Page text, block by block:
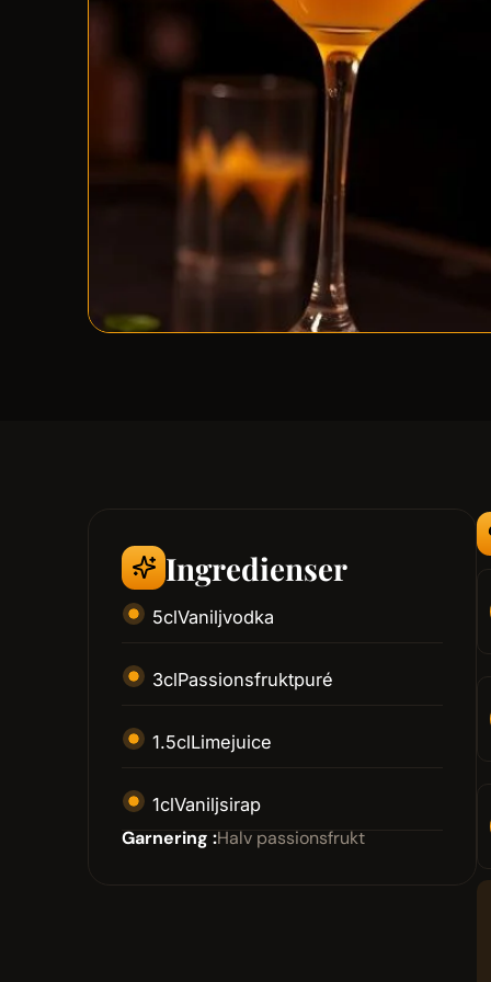
Ingredienser
5clVaniljvodka
3clPassionsfruktpuré
1.5clLimejuice
1clVaniljsirap
Garnering :Halv passionsfrukt